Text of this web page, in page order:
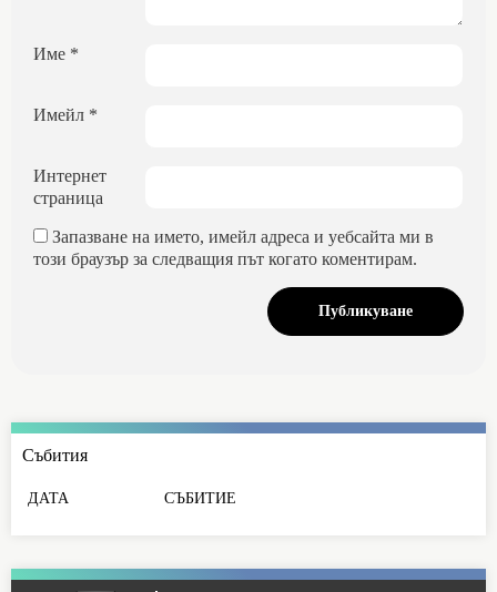
Име *
Имейл *
Интернет
страница
Запазване на името, имейл адреса и уебсайта ми в
този браузър за следващия път когато коментирам.
Събития
ДАТА СЪБИТИЕ